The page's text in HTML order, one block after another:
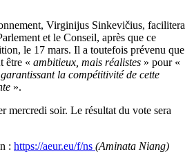
Virginijus Sinkevičius, facilitera
et le Conseil, après que ce
le 17 mars. Il a toutefois prévenu que
être « ambitieux, mais réalistes » pour «
la compétitivité de cette
».
mercredi soir. Le résultat du vote sera
: https://aeur.eu/f/ns (Aminata Niang)